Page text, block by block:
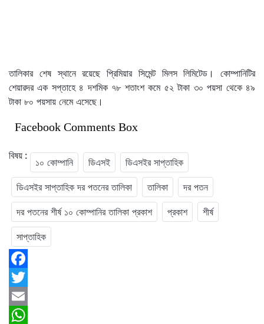
তালিকার শেষ স্থানে রয়েছে প্রিমিয়ার সিমেন্ট মিলস লিমিটেড। কোম্পানিটির
শেয়ারদর এক সপ্তাহে ৪ দশমিক ৭৮ শতাংশ কমে ৫২ টাকা ৩০ পয়সা থেকে ৪৯
টাকা ৮০ পয়সায় নেমে এসেছে।
Facebook Comments Box
বিষয় :
১০ কোম্পানি ডিএসই ডিএসইর সাপ্তাহিক
ডিএসইর সাপ্তাহিক দর পতনের তালিকা তালিকা দর পতন
দর পতনের শীর্ষ ১০ কোম্পানির তালিকা প্রকাশ প্রকাশ শীর্ষ
সাপ্তাহিক
Facebook
Twitter
Email